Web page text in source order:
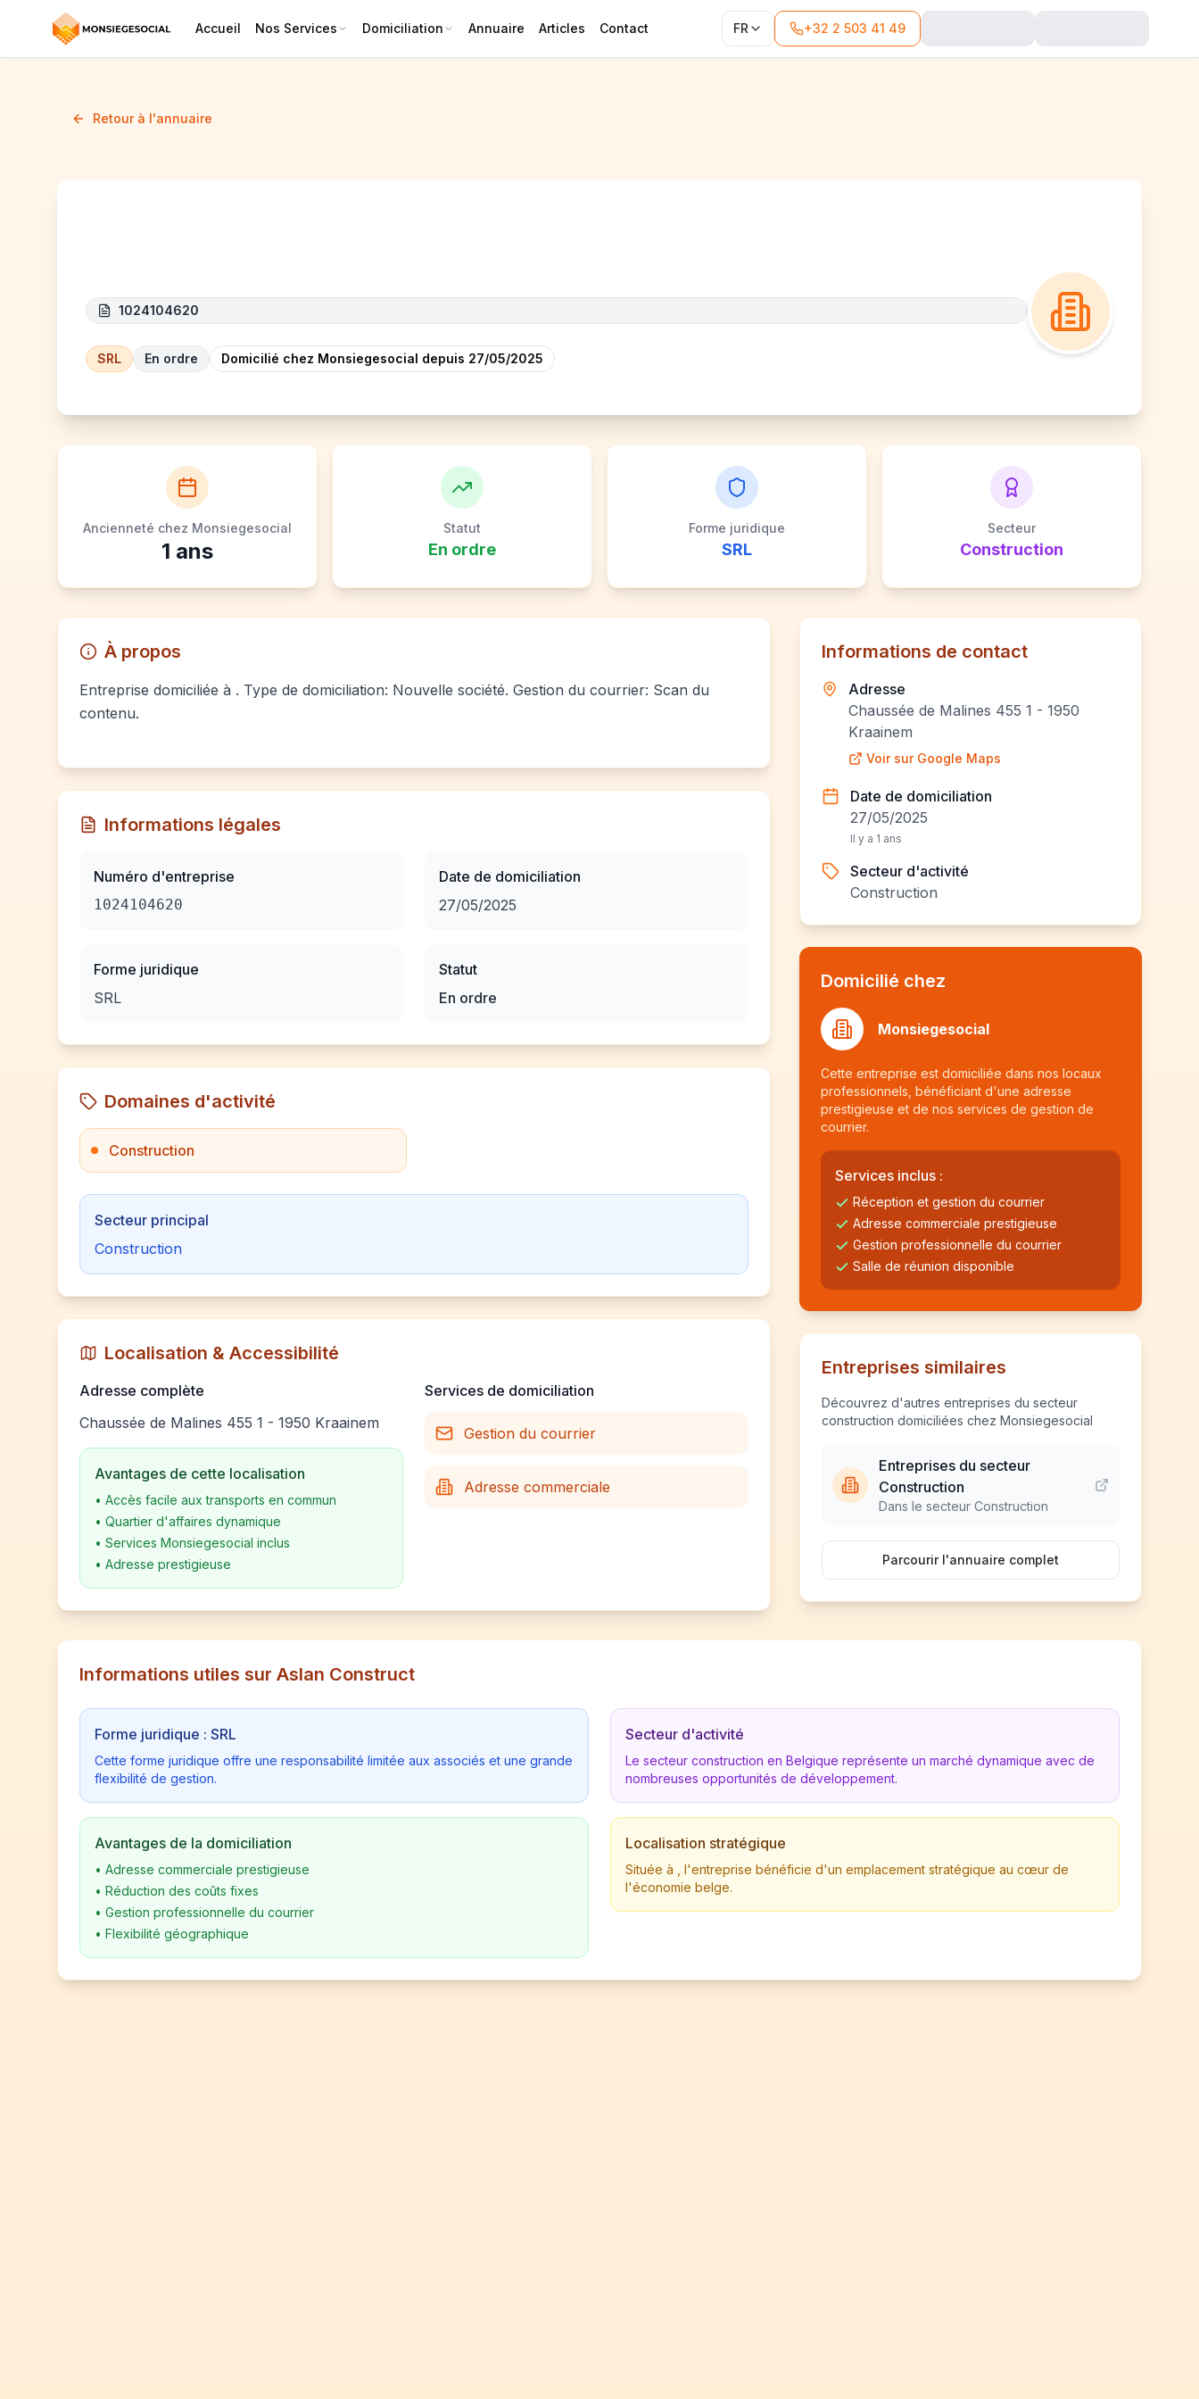
Accueil Nos Services Domiciliation Annuaire Articles Contact FR +32 2 503 41 49
Retour à l'annuaire
1024104620
SRL En ordre Domicilié chez Monsiegesocial depuis 27/05/2025
Ancienneté chez Monsiegesocial
1 ans
Statut
En ordre
Forme juridique
SRL
Secteur
Construction
À propos
Entreprise domiciliée à . Type de domiciliation: Nouvelle société. Gestion du courrier: Scan du
contenu.
Informations légales
Numéro d'entreprise
1024104620
Forme juridique
SRL
Date de domiciliation
27/05/2025
Statut
En ordre
Domaines d'activité
Construction
Secteur principal
Construction
Localisation & Accessibilité
Adresse complète
Chaussée de Malines 455 1 - 1950 Kraainem
Avantages de cette localisation
• Accès facile aux transports en commun
• Quartier d'affaires dynamique
• Services Monsiegesocial inclus
• Adresse prestigieuse
Services de domiciliation
Gestion du courrier
Adresse commerciale
Informations de contact
Adresse
Chaussée de Malines 455 1 - 1950
Kraainem
Voir sur Google Maps
Date de domiciliation
27/05/2025
Il y a 1 ans
Secteur d'activité
Construction
Domicilié chez
Monsiegesocial
Cette entreprise est domiciliée dans nos locaux
professionnels, bénéficiant d'une adresse
prestigieuse et de nos services de gestion de
courrier.
Services inclus :
Réception et gestion du courrier
Adresse commerciale prestigieuse
Gestion professionnelle du courrier
Salle de réunion disponible
Entreprises similaires
Découvrez d'autres entreprises du secteur
construction domiciliées chez Monsiegesocial
Entreprises du secteur
Construction
Dans le secteur Construction
Parcourir l'annuaire complet
Informations utiles sur Aslan Construct
Forme juridique : SRL
Cette forme juridique offre une responsabilité limitée aux associés et une grande
flexibilité de gestion.
Avantages de la domiciliation
• Adresse commerciale prestigieuse
• Réduction des coûts fixes
• Gestion professionnelle du courrier
• Flexibilité géographique
Secteur d'activité
Le secteur construction en Belgique représente un marché dynamique avec de
nombreuses opportunités de développement.
Localisation stratégique
Située à , l'entreprise bénéficie d'un emplacement stratégique au cœur de
l'économie belge.